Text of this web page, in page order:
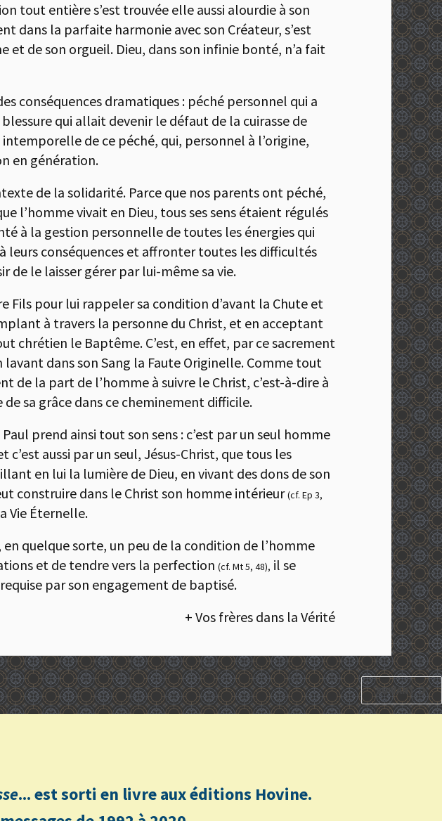
tout entière s’est trouvée elle aussi alourdie à son
dans la parfaite harmonie avec son Créateur, s’est
de son orgueil. Dieu, dans son infinie bonté, n’a fait
conséquences dramatiques : péché personnel qui a
qui allait devenir le défaut de la cuirasse de
de ce péché, qui, personnel à l’origine,
en génération.
de la solidarité. Parce que nos parents ont péché,
l’homme vivait en Dieu, tous ses sens étaient régulés
à la gestion personnelle de toutes les énergies qui
leurs conséquences et affronter toutes les difficultés
de le laisser gérer par lui-même sa vie.
Fils pour lui rappeler sa condition d’avant la Chute et
à travers la personne du Christ, et en acceptant
chrétien le Baptême. C’est, en effet, par ce sacrement
dans son Sang la Faute Originelle. Comme tout
de la part de l’homme à suivre le Christ, c’est-à-dire à
sa grâce dans ce cheminement difficile.
prend ainsi tout son sens : c’est par un seul homme
aussi par un seul, Jésus-Christ, que tous les
en lui la lumière de Dieu, en vivant des dons de son
construire dans le Christ son homme intérieur (cf. Ep 3,
Vie Éternelle.
quelque sorte, un peu de la condition de l’homme
et de tendre vers la perfection (cf. Mt 5, 48), il se
par son engagement de baptisé.
+ Vos frères dans la Vérité
SUIVANT
... est sorti en livre aux éditions Hovine.